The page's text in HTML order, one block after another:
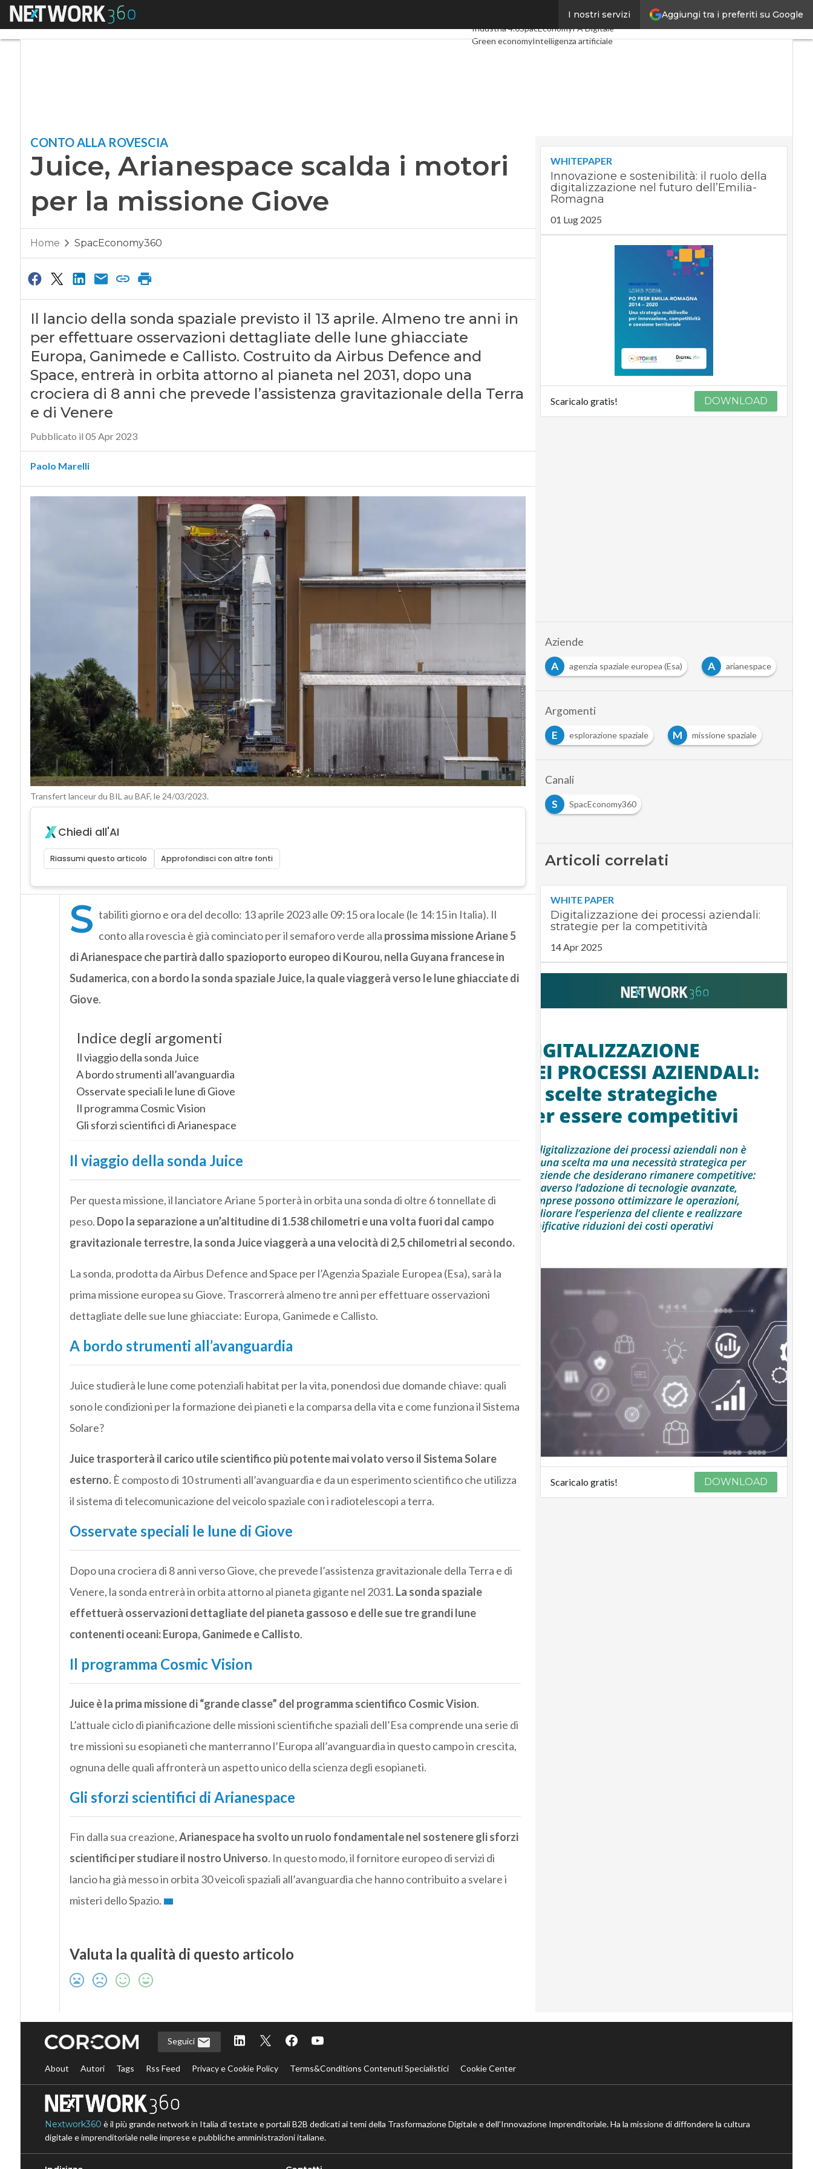
Aggiungi tra i preferiti su Google
I nostri servizi
Menu Digital EconomyTelco
Industria 4.0SpacEconomyPA Digitale
Green economyIntelligenza artificiale
CONTO ALLA ROVESCIA
Juice, Arianespace scalda i motori
per la missione Giove
Home SpacEconomy360
Il lancio della sonda spaziale previsto il 13 aprile. Almeno tre anni in
per effettuare osservazioni dettagliate delle lune ghiacciate
Europa, Ganimede e Callisto. Costruito da Airbus Defence and
Space, entrerà in orbita attorno al pianeta nel 2031, dopo una
crociera di 8 anni che prevede l’assistenza gravitazionale della Terra
e di Venere
Pubblicato il 05 Apr 2023
Paolo Marelli
Transfert lanceur du BIL au BAF, le 24/03/2023.
Chiedi all'AI
Riassumi questo articolo Approfondisci con altre fonti
S tabiliti giorno e ora del decollo: 13 aprile 2023 alle 09:15 ora locale (le 14:15 in Italia). Il
conto alla rovescia è già cominciato per il semaforo verde alla prossima missione Ariane 5
di Arianespace che partirà dallo spazioporto europeo di Kourou, nella Guyana francese in
Sudamerica, con a bordo la sonda spaziale Juice, la quale viaggerà verso le lune ghiacciate di
Giove.
Indice degli argomenti
Il viaggio della sonda Juice
A bordo strumenti all’avanguardia
Osservate speciali le lune di Giove
Il programma Cosmic Vision
Gli sforzi scientifici di Arianespace
Il viaggio della sonda Juice
Per questa missione, il lanciatore Ariane 5 porterà in orbita una sonda di oltre 6 tonnellate di
peso. Dopo la separazione a un’altitudine di 1.538 chilometri e una volta fuori dal campo
gravitazionale terrestre, la sonda Juice viaggerà a una velocità di 2,5 chilometri al secondo.
La sonda, prodotta da Airbus Defence and Space per l’Agenzia Spaziale Europea (Esa), sarà la
prima missione europea su Giove. Trascorrerà almeno tre anni per effettuare osservazioni
dettagliate delle sue lune ghiacciate: Europa, Ganimede e Callisto.
A bordo strumenti all’avanguardia
Juice studierà le lune come potenziali habitat per la vita, ponendosi due domande chiave: quali
sono le condizioni per la formazione dei pianeti e la comparsa della vita e come funziona il Sistema
Solare?
Juice trasporterà il carico utile scientifico più potente mai volato verso il Sistema Solare
esterno.È composto di 10 strumenti all’avanguardia e da un esperimento scientifico che utilizza
il sistema di telecomunicazione del veicolo spaziale con i radiotelescopi a terra.
Osservate speciali le lune di Giove
Dopo una crociera di 8 anni verso Giove, che prevede l’assistenza gravitazionale della Terra e di
Venere, la sonda entrerà in orbita attorno al pianeta gigante nel 2031. La sonda spaziale
effettuerà osservazioni dettagliate del pianeta gassoso e delle sue tre grandi lune
contenenti oceani: Europa, Ganimede e Callisto.
Il programma Cosmic Vision
Juice è la prima missione di “grande classe” del programma scientifico Cosmic Vision.
L’attuale ciclo di pianificazione delle missioni scientifiche spaziali dell’Esa comprende una serie di
tre missioni su esopianeti che manterranno l’Europa all’avanguardia in questo campo in crescita,
ognuna delle quali affronterà un aspetto unico della scienza degli esopianeti.
Gli sforzi scientifici di Arianespace
Fin dalla sua creazione,Arianespace ha svolto un ruolo fondamentale nel sostenere gli sforzi
scientifici per studiare il nostro Universo. In questo modo, il fornitore europeo di servizi di
lancio ha già messo in orbita 30 veicoli spaziali all’avanguardia che hanno contribuito a svelare i
misteri dello Spazio.
Valuta la qualità di questo articolo
WHITEPAPER
Innovazione e sostenibilità: il ruolo della
digitalizzazione nel futuro dell’Emilia-
Romagna
01 Lug 2025
Scaricalo gratis! DOWNLOAD
Aziende
A
agenzia spaziale europea (Esa) A arianespace
Argomenti
E
esplorazione spaziale M missione spaziale
Canali
S
SpacEconomy360
Articoli correlati
WHITE PAPER
Digitalizzazione dei processi aziendali:
strategie per la competitività
14 Apr 2025
Scaricalo gratis! DOWNLOAD
Seguici
About Autori Tags Rss Feed Privacy e Cookie Policy Terms&Conditions Contenuti Specialistici Cookie Center
Nextwork360 è il più grande network in Italia di testate e portali B2B dedicati ai temi della Trasformazione Digitale e dell’Innovazione Imprenditoriale. Ha la missione di diffondere la cultura
digitale e imprenditoriale nelle imprese e pubbliche amministrazioni italiane.